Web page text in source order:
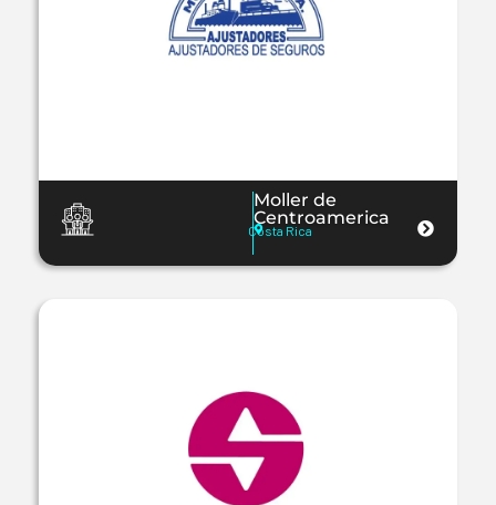
Moller de
Centroamerica
Costa Rica